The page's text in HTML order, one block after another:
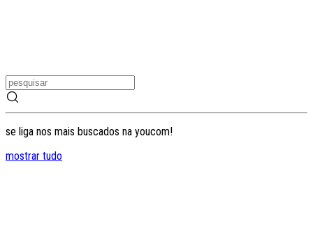
se liga nos mais buscados na youcom!
mostrar tudo